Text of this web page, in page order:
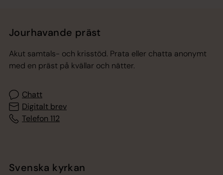
Jourhavande präst
Akut samtals- och krisstöd. Prata eller chatta anonymt
med en präst på kvällar och nätter.
Chatt
Digitalt brev
Telefon 112
Svenska kyrkan